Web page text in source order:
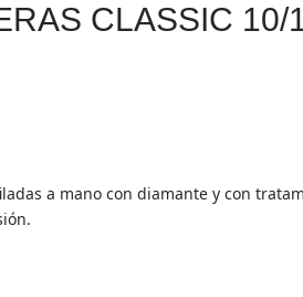
CLASSIC 10/
a mano con diamante y con